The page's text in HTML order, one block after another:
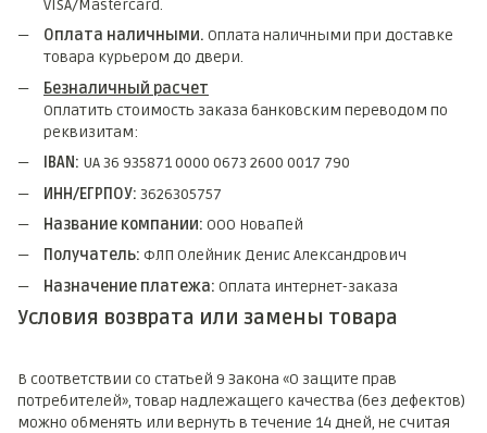
VISA/Mastercard.
Оплата наличными. Оплата наличными при доставке
товара курьером до двери.
Безналичный расчет
Оплатить стоимость заказа банковским переводом по
реквизитам:
IBAN: UA 36 935871 0000 0673 2600 0017 790
ИНН/ЕГРПОУ: 3626305757
Название компании: ООО НоваПей
Получатель: ФЛП Олейник Денис Александрович
Назначение платежа: Оплата интернет-заказа
Условия возврата или замены товара
В соответствии со статьей 9 Закона «О защите прав
потребителей», товар надлежащего качества (без дефектов)
можно обменять или вернуть в течение 14 дней, не считая